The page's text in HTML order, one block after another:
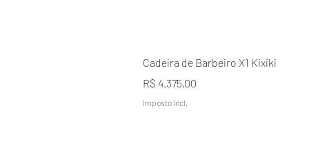
Cadeira de Barbeiro X1 Kixiki
Preço
R$ 4.375,00
Imposto incl.